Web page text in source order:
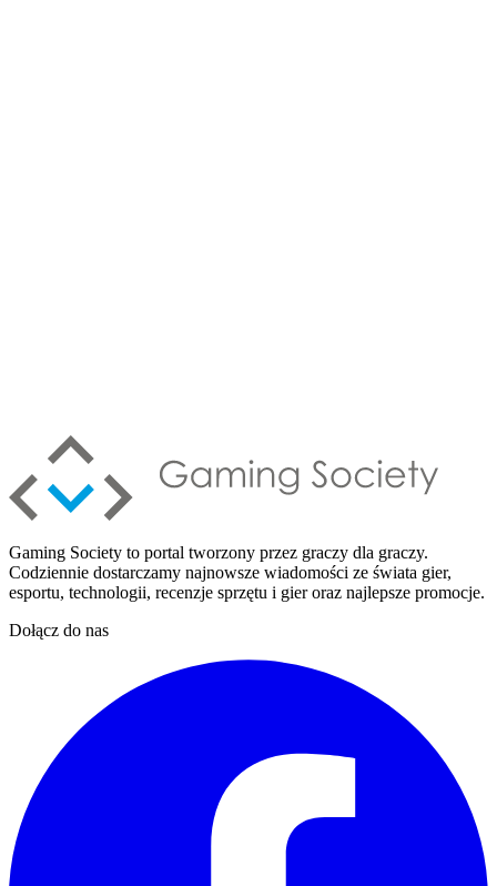
Gaming Society to portal tworzony przez graczy dla graczy.
Codziennie dostarczamy najnowsze wiadomości ze świata gier,
esportu, technologii, recenzje sprzętu i gier oraz najlepsze promocje.
Dołącz do nas